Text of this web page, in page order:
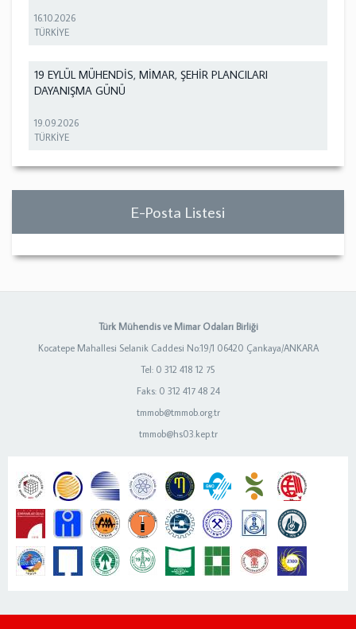
16.10.2026
TÜRKİYE
19 EYLÜL MÜHENDİS, MİMAR, ŞEHİR PLANCILARI
DAYANIŞMA GÜNÜ
19.09.2026
TÜRKİYE
E-Posta Listesi
Türk Mühendis ve Mimar Odaları Birliği
Kocatepe Mahallesi Selanik Caddesi No:19/1 06420 Çankaya/ANKARA
Tel: 0 312 418 12 75
Faks: 0 312 417 48 24
tmmob@tmmob.org.tr
tmmob@hs03.kep.tr